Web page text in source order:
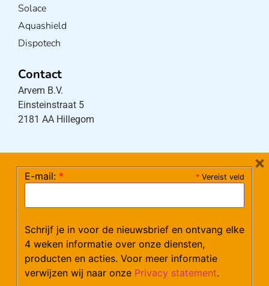
Solace
Aquashield
Dispotech
Contact
Arvem B.V.
Einsteinstraat 5
2181 AA Hillegom
(maandag – donderdag 08:30-17:15 uur / vrijdag
Mail:klantenservice@arvem.nl
Werken bij Arvem?
Bekijk hier onze vacatures.
Schrijf je in voor de nieuwsbrief en ontvang elke
4 weken informatie over onze diensten,
producten en acties. Voor meer informatie
verwijzen wij naar onzePrivacy statement
Ik ga akkoord met het GDPR Privacy Policy